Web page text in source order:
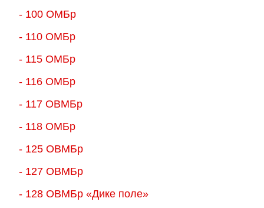
- 100 ОМБр
- 110 ОМБр
- 115 ОМБр
- 116 ОМБр
- 117 ОВМБр
- 118 ОМБр
- 125 ОВМБр
- 127 ОВМБр
- 128 ОВМБр «Дике поле»